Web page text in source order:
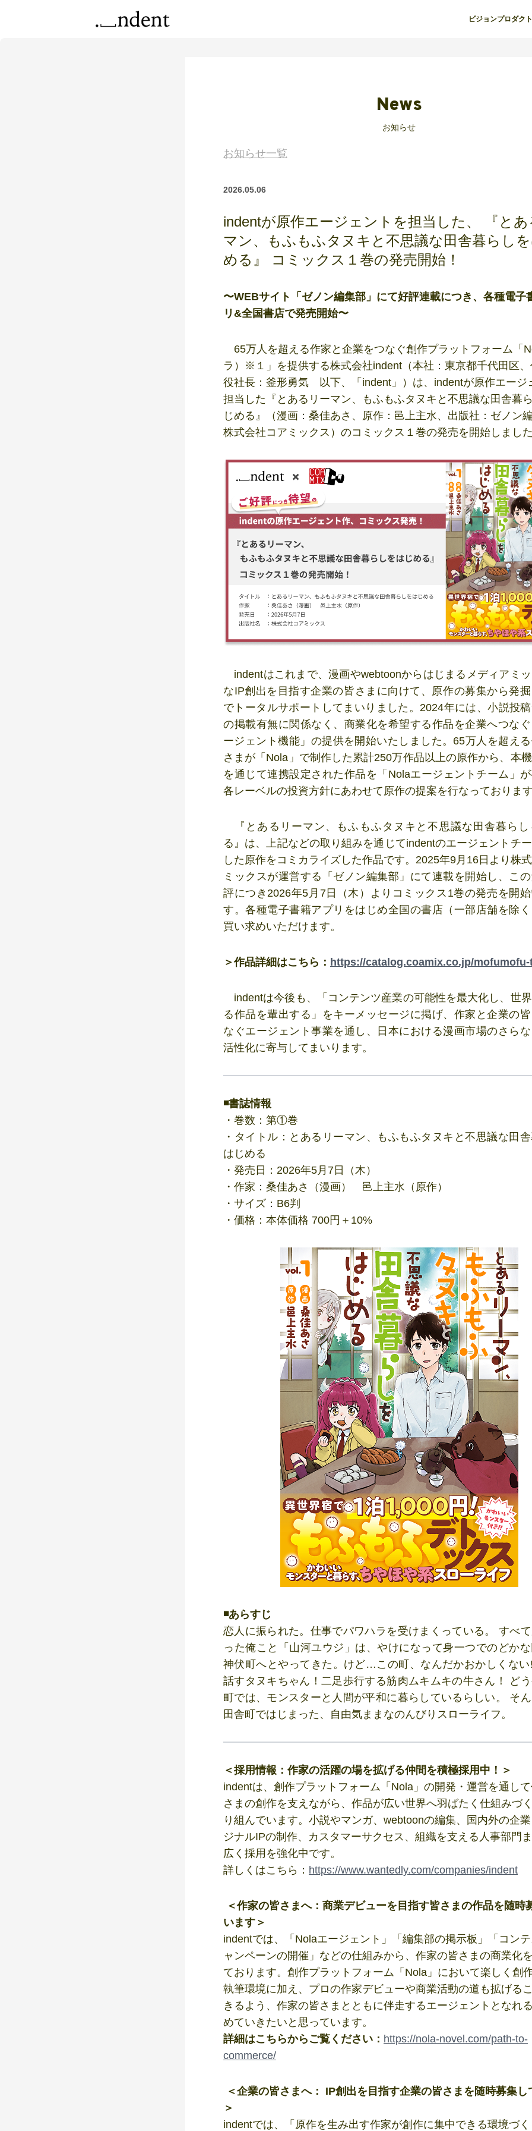
ビジョンプロダクト
News
お知らせ
お知らせ一覧
2026.05.06
indentが原作エージェントを担当した、 『と
マン、もふもふタヌキと不思議な田舎暮らし
める』 コミックス１巻の発売開始！
〜WEBサイト「ゼノン編集部」にて好評連載につき、各種電子
リ&全国書店で発売開始〜
65万人を超える作家と企業をつなぐ創作プラットフォーム「
ラ）※１」を提供する株式会社indent（本社：東京都千代田区
役社長：釜形勇気 以下、「indent」）は、indentが原作エージ
担当した『とあるリーマン、もふもふタヌキと不思議な田舎暮
じめる』（漫画：桑佳あさ、原作：邑上主水、出版社：ゼノン
株式会社コアミックス）のコミックス１巻の発売を開始しまし
indentはこれまで、漫画やwebtoonからはじまるメディアミ
なIP創出を目指す企業の皆さまに向けて、原作の募集から発
でトータルサポートしてまいりました。2024年には、小説投
の掲載有無に関係なく、商業化を希望する作品を企業へつな
ージェント機能」の提供を開始いたしました。65万人を超え
さまが「Nola」で制作した累計250万作品以上の原作から、本
を通じて連携設定された作品を「Nolaエージェントチーム」
各レーベルの投資方針にあわせて原作の提案を行なっておりま
『とあるリーマン、もふもふタヌキと不思議な田舎暮らし
る』は、上記などの取り組みを通じてindentのエージェントチ
した原作をコミカライズした作品です。2025年9月16日より株
ミックスが運営する「ゼノン編集部」にて連載を開始し、こ
評につき2026年5月7日（木）よりコミックス1巻の発売を開
す。各種電子書籍アプリをはじめ全国の書店（一部店舗を除
買い求めいただけます。
＞作品詳細はこちら： https://catalog.coamix.co.jp/
indentは今後も、「コンテンツ産業の可能性を最大化し、世
る作品を輩出する」をキーメッセージに掲げ、作家と企業の
なぐエージェント事業を通し、日本における漫画市場のさら
活性化に寄与してまいります。
◾️書誌情報
・巻数：第①巻
・タイトル：とあるリーマン、もふもふタヌキと不思議な田
はじめる
・発売日：2026年5月7日（木）
・作家：桑佳あさ（漫画） 邑上主水（原作）
・サイズ：B6判
・価格：本体価格 700円＋10%
◾️あらすじ
恋人に振られた。仕事でパワハラを受けまくっている。 すべ
った俺こと「山河ユウジ」は、やけになって身一つでのどか
神伏町へとやってきた。けど…この町、なんだかおかしくな
話すタヌキちゃん！二足歩行する筋肉ムキムキの牛さん！ ど
町では、モンスターと人間が平和に暮らしているらしい。 そ
田舎町ではじまった、自由気ままなのんびりスローライフ。
＜採用情報：作家の活躍の場を拡げる仲間を積極採用中！＞
indentは、創作プラットフォーム「Nola」の開発・運営を通し
さまの創作を支えながら、作品が広い世界へ羽ばたく仕組みづ
り組んでいます。小説やマンガ、webtoonの編集、国内外の企
ジナルIPの制作、カスタマーサクセス、組織を支える人事部門
広く採用を強化中です。
詳しくはこちら： https://www.wantedly.com/companies/indent
＜作家の皆さまへ：商業デビューを目指す皆さまの作品を随時
います＞
indentでは、「Nolaエージェント」「編集部の掲示板」「コン
ャンペーンの開催」などの仕組みから、作家の皆さまの商業化
ております。創作プラットフォーム「Nola」において楽しく創
執筆環境に加え、プロの作家デビューや商業活動の道も拡げる
きるよう、作家の皆さまとともに伴走するエージェントとなれ
めていきたいと思っています。
詳細はこちらからご覧ください： https://nola-novel.com/path-to-
commerce/
＜企業の皆さまへ： IP創出を目指す企業の皆さまを随時募集し
＞
indentでは、「原作を生み出す作家が創作に集中できる環境づ